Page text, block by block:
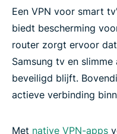
Een VPN voor smart
biedt bescherming
router zorgt ervoor
Samsung tv en
beveiligd blijft.
actieve verbinding
Met native VPN-apps